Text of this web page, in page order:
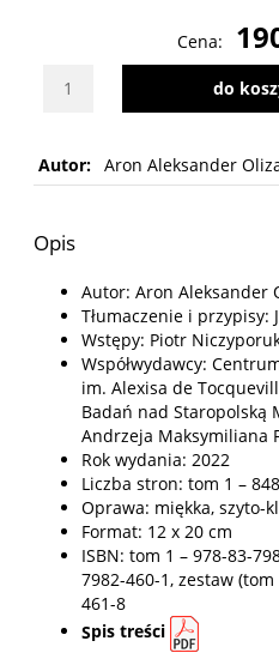
Cena:
Wybierz ilość sztuk
do
Autor: Aron Aleksander
Opis
Autor: Aron Aleksander
Tłumaczenie i przypisy:
Wstępy: Piotr
Współwydawcy:
im. Alexisa de
Badań nad Staropolską
Andrzeja Maksymiliana
Rok wydania: 2022
Liczba stron: tom 1 –
Oprawa: miękka, szyto-
Format: 12 x 20 cm
ISBN: tom 1 – 978-83-
7982-460-1, zestaw
461-8
Spis treści